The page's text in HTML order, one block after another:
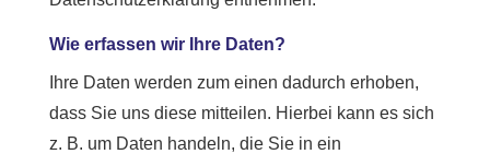
Wie erfassen wir Ihre Daten?
Ihre Daten werden zum einen dadurch erhoben,
dass Sie uns diese mitteilen. Hierbei kann es sich
z. B. um Daten handeln, die Sie in ein